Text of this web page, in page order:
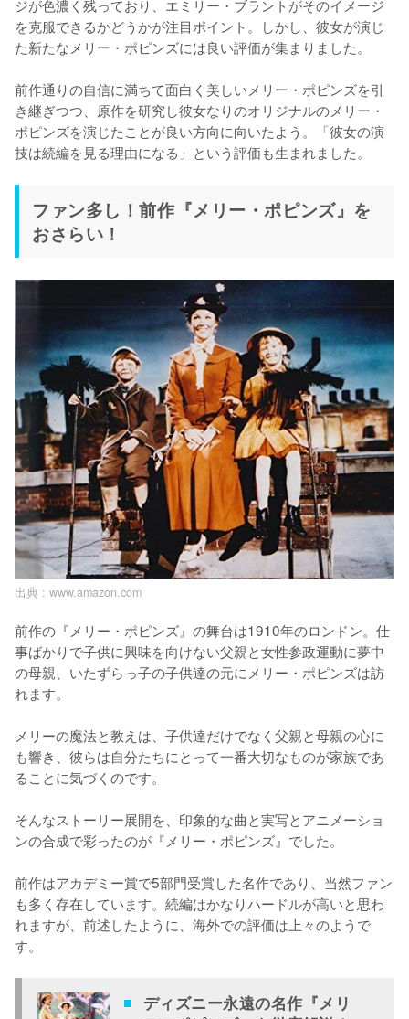
ジが色濃く残っており、エミリー・ブラントがそのイメージ
を克服できるかどうかが注目ポイント。しかし、彼女が演じ
た新たなメリー・ポピンズには良い評価が集まりました。
前作通りの自信に満ちて面白く美しいメリー・ポピンズを引
き継ぎつつ、原作を研究し彼女なりのオリジナルのメリー・
ポピンズを演じたことが良い方向に向いたよう。「彼女の演
技は続編を見る理由になる」という評価も生まれました。
ファン多し！前作『メリー・ポピンズ』を
おさらい！
出典 : www.amazon.com
前作の『メリー・ポピンズ』の舞台は1910年のロンドン。仕
事ばかりで子供に興味を向けない父親と女性参政運動に夢中
の母親、いたずらっ子の子供達の元にメリー・ポピンズは訪
れます。
メリーの魔法と教えは、子供達だけでなく父親と母親の心に
も響き、彼らは自分たちにとって一番大切なものが家族であ
ることに気づくのです。
そんなストーリー展開を、印象的な曲と実写とアニメーショ
ンの合成で彩ったのが『メリー・ポピンズ』でした。
前作はアカデミー賞で5部門受賞した名作であり、当然ファン
も多く存在しています。続編はかなりハードルが高いと思わ
れますが、前述したように、海外での評価は上々のようで
す。
ディズニー永遠の名作『メリ